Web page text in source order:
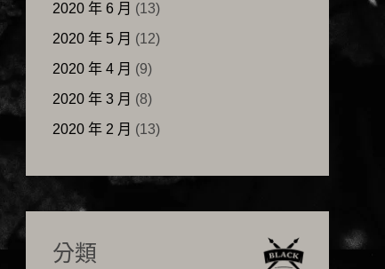
2020 年 6 月 (13)
2020 年 5 月 (12)
2020 年 4 月 (9)
2020 年 3 月 (8)
2020 年 2 月 (13)
分類